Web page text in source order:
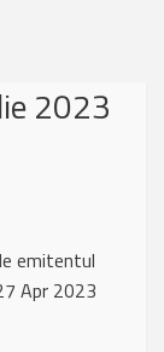
2023
emitentul
Apr 2023